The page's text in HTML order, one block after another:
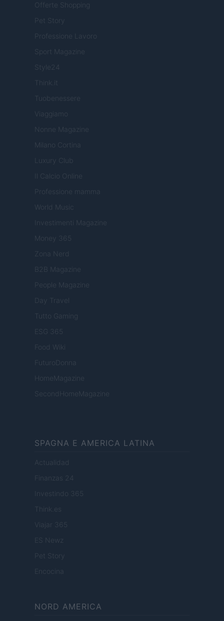
Offerte Shopping
Pet Story
Professione Lavoro
Sport Magazine
Style24
Think.it
Tuobenessere
Viaggiamo
Nonne Magazine
Milano Cortina
Luxury Club
Il Calcio Online
Professione mamma
World Music
Investimenti Magazine
Money 365
Zona Nerd
B2B Magazine
People Magazine
Day Travel
Tutto Gaming
ESG 365
Food Wiki
FuturoDonna
HomeMagazine
SecondHomeMagazine
SPAGNA E AMERICA LATINA
Actualidad
Finanzas 24
Investindo 365
Think.es
Viajar 365
ES Newz
Pet Story
Encocina
NORD AMERICA